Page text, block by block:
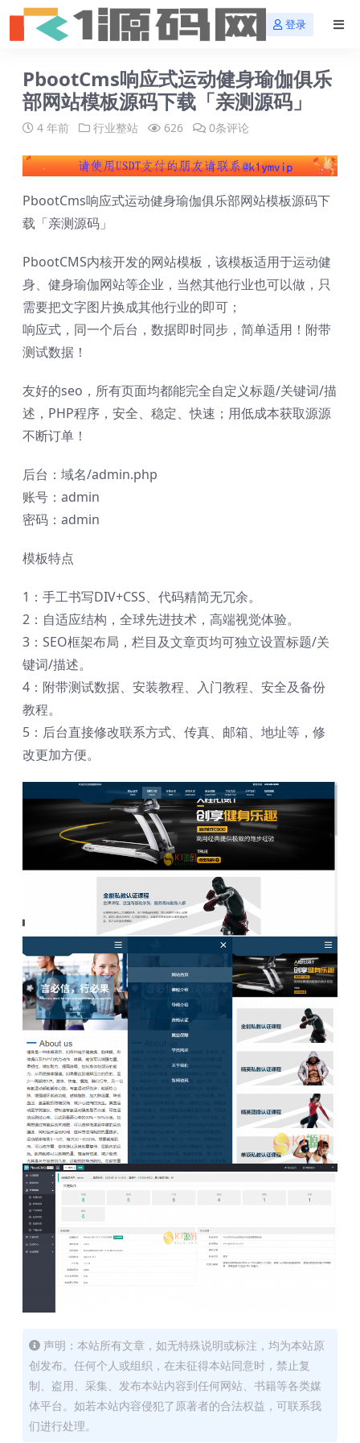
登录
PbootCms响应式运动健身瑜伽俱乐
部网站模板源码下载「亲测源码」
4 年前 行业整站 626 0条评论
PbootCms响应式运动健身瑜伽俱乐部网站模板源码下
载「亲测源码」
PbootCMS内核开发的网站模板，该模板适用于运动健
身、健身瑜伽网站等企业，当然其他行业也可以做，只
需要把文字图片换成其他行业的即可；
响应式，同一个后台，数据即时同步，简单适用！附带
测试数据！
友好的seo，所有页面均都能完全自定义标题/关键词/描
述，PHP程序，安全、稳定、快速；用低成本获取源源
不断订单！
后台：域名/admin.php
账号：admin
密码：admin
模板特点
1：手工书写DIV+CSS、代码精简无冗余。
2：自适应结构，全球先进技术，高端视觉体验。
3：SEO框架布局，栏目及文章页均可独立设置标题/关
键词/描述。
4：附带测试数据、安装教程、入门教程、安全及备份
教程。
5：后台直接修改联系方式、传真、邮箱、地址等，修
改更加方便。
声明：本站所有文章，如无特殊说明或标注，均为本站原
创发布。任何个人或组织，在未征得本站同意时，禁止复
制、盗用、采集、发布本站内容到任何网站、书籍等各类媒
体平台。如若本站内容侵犯了原著者的合法权益，可联系我
们进行处理。